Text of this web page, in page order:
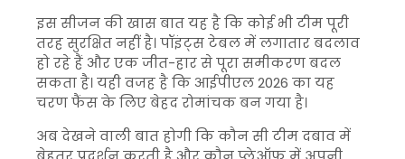
इस सीजन की खास बात यह है कि कोई भी टीम पूरी
तरह सुरक्षित नहीं है। पॉइंट्स टेबल में लगातार बदलाव
हो रहे हैं और एक जीत-हार से पूरा समीकरण बदल
सकता है। यही वजह है कि आईपीएल 2026 का यह
चरण फैंस के लिए बेहद रोमांचक बन गया है।
अब देखने वाली बात होगी कि कौन सी टीम दबाव में